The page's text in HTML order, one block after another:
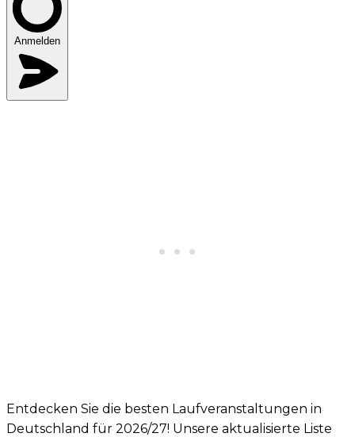
Anmelden
Entdecken Sie die besten Laufveranstaltungen in
Deutschland für 2026/27! Unsere aktualisierte Liste